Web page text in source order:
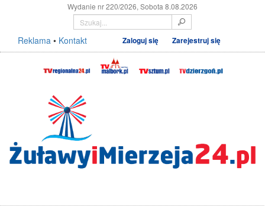
Wydanie nr 220/2026, Sobota 8.08.2026
Reklama • Kontakt Zaloguj się Zarejestruj się